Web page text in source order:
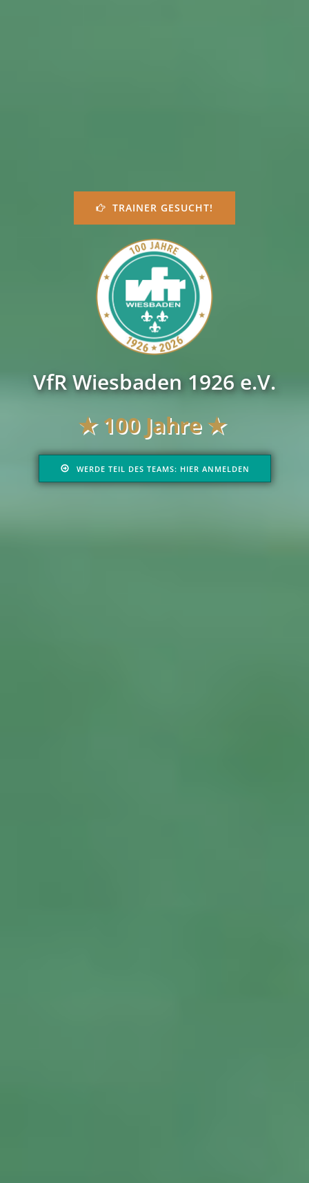
TRAINER GESUCHT!
VfR Wiesbaden 1926 e.V.
★ 100 Jahre ★
WERDE TEIL DES TEAMS: HIER ANMELDEN